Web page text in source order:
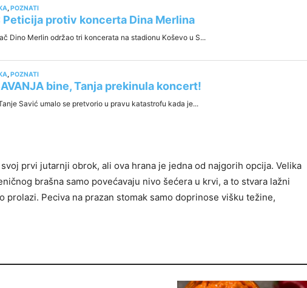
prvi jutarnji obrok, ali ova hrana je jedna od najgorih opcija. Velika
brašna samo povećavaju nivo šećera u krvi, a to stvara lažni
prolazi. Peciva na prazan stomak samo doprinose višku težine,